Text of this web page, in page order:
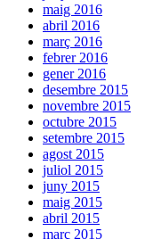
maig 2016
abril 2016
març 2016
febrer 2016
gener 2016
desembre 2015
novembre 2015
octubre 2015
setembre 2015
agost 2015
juliol 2015
juny 2015
maig 2015
abril 2015
març 2015